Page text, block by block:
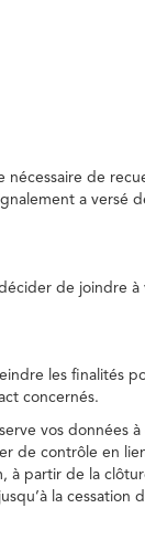
nécessaire de
a versé
de joindre à
les finalités
concernés.
vos données à
de contrôle en
à partir de la
la cessation